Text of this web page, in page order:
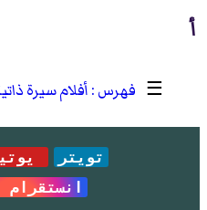
أ
☰ أفلام سيرة
تويتر
انستقرام